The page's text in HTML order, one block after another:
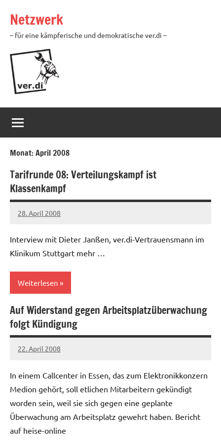
Inhalt
springen
Netzwerk
– für eine kämpferische und demokratische ver.di –
Monat:April 2008
Tarifrunde 08: Verteilungskampf ist
Klassenkampf
28. April 2008
Ilja
Interview mit Dieter Janßen, ver.di-Vertrauensmann im
Klinikum Stuttgart mehr …
Weiterlesen
Allgemein
Auf Widerstand gegen Arbeitsplatzüberwachung
folgt Kündigung
22. April 2008
Ilja
In einem Callcenter in Essen, das zum Elektronikkonzern
Medion gehört, soll etlichen Mitarbeitern gekündigt
worden sein, weil sie sich gegen eine geplante
Überwachung am Arbeitsplatz gewehrt haben. Bericht
auf heise-online